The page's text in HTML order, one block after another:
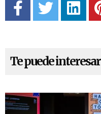
Te puede interesar